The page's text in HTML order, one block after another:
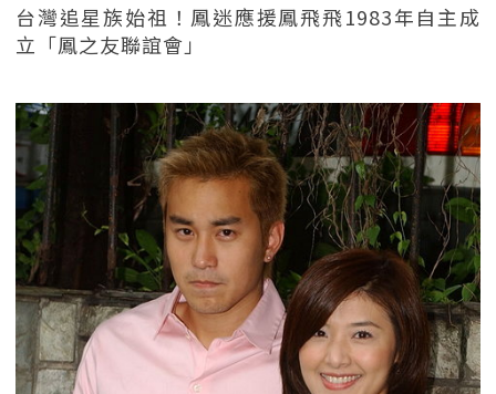
台灣追星族始祖！鳳迷應援鳳飛飛1983年自主成
立「鳳之友聯誼會」